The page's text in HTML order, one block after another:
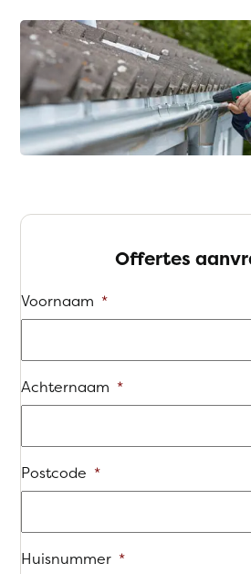
Offertes
Voornaam *
Achternaam *
Postcode *
Huisnummer *